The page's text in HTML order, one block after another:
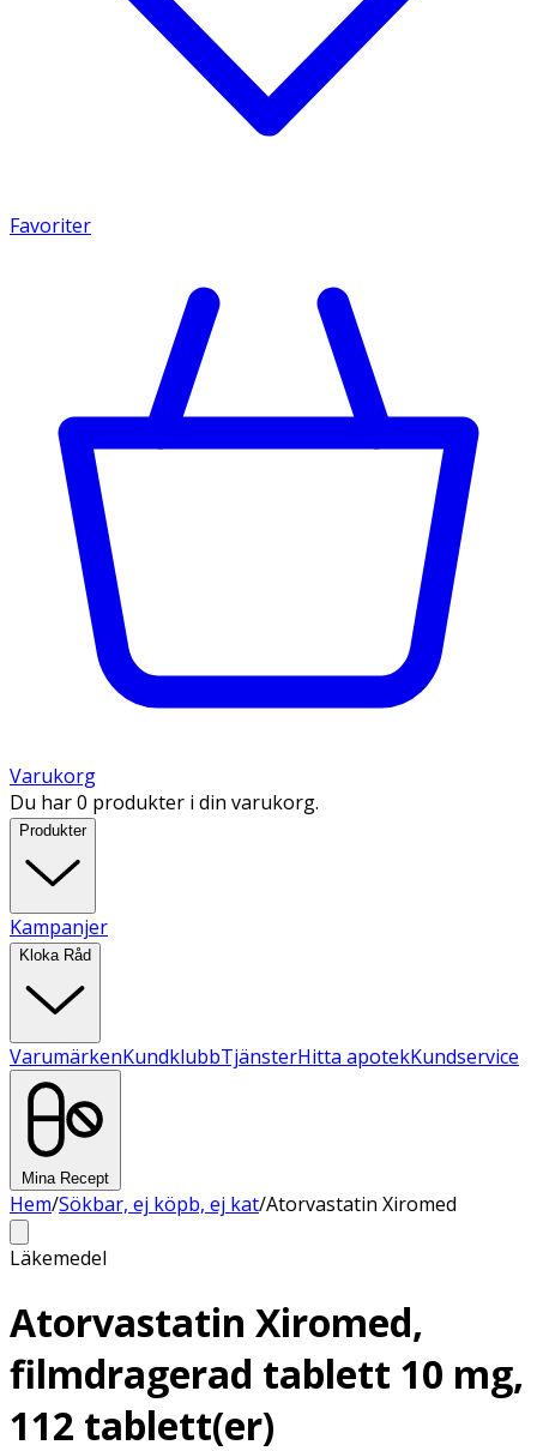
Favoriter
Varukorg
Du har 0 produkter i din varukorg.
Produkter
Kampanjer
Kloka Råd
VarumärkenKundklubbTjänsterHitta apotekKundservice
Mina Recept
Hem/Sökbar, ej köpb, ej kat/Atorvastatin Xiromed
Läkemedel
Atorvastatin Xiromed,
filmdragerad tablett 10 mg,
112 tablett(er)